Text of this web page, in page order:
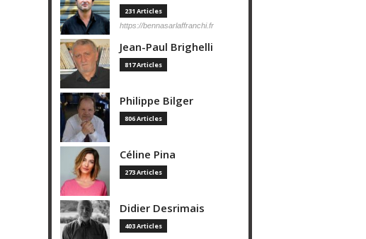
231 Articles
https://bennasarlaffranchi.fr
Jean-Paul Brighelli
817 Articles
Philippe Bilger
806 Articles
Céline Pina
273 Articles
Didier Desrimais
403 Articles